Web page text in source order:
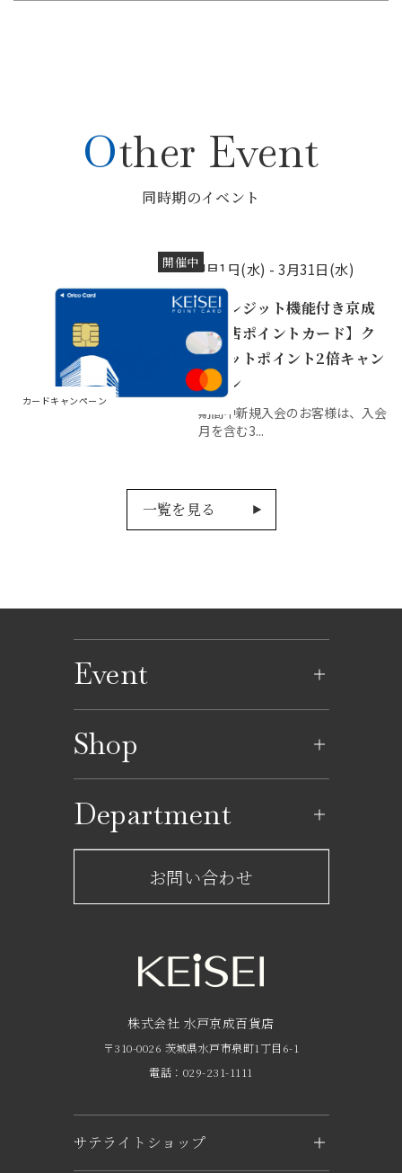
Other Event
同時期のイベント
開催中
カードキャンペーン
4月1日(水) -3月31日(水)
【クレジット機能付き京成
百貨店ポイントカード】ク
レジットポイント2倍キャン
ペーン
期間中新規入会のお客様は、入会
月を含む3...
一覧を見る
Event
イベントカレンダー
Shop
レストラン一覧
ショップからのお知らせ
フロアガイド
Department
サービスのご案内
京成友の会
京成ポイントカードについて
お問い合わせ
株式会社 水戸京成百貨店
〒310-0026 茨城県水戸市泉町1丁目6-1
電話：029-231-1111
サテライトショップ